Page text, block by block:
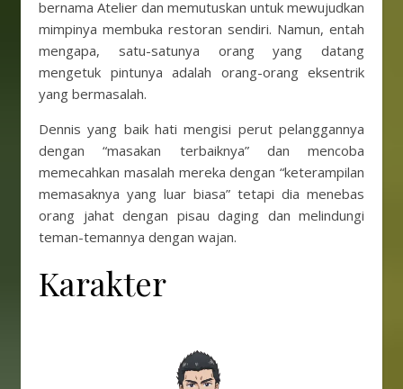
bernama Atelier dan memutuskan untuk mewujudkan
mimpinya membuka restoran sendiri. Namun, entah
mengapa, satu-satunya orang yang datang
mengetuk pintunya adalah orang-orang eksentrik
yang bermasalah.
Dennis yang baik hati mengisi perut pelanggannya
dengan “masakan terbaiknya” dan mencoba
memecahkan masalah mereka dengan “keterampilan
memasaknya yang luar biasa” tetapi dia menebas
orang jahat dengan pisau daging dan melindungi
teman-temannya dengan wajan.
Karakter